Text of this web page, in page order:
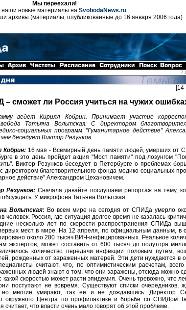
Мы переехали!
новые материалы на SvobodaNews.ru.
архивы (материалы, опубликованные до 16 января 2006 года)
– сможет ли Россия учиться на чужих
ведет Кирилл Кобрин. Принимает участие
Татьяна Вольтская. С директором
социальных программ "Гуманитарное действие"
беседует Виктор Резунков.
Кобрин:16 мая - Всемирный день памяти людей, умерших от
в это день пройдет акция "Мост памяти" под лозунгом
Виктор Резунков беседует в Петербурге о проблемах
благотворительного фонда медико-социальных
действие" Александром Цехановичем.
Резунков: Сначала давайте послушаем репортаж на тему,
У микрофона Татьяна Вольтская:
Вольтская: Во всем мире на сегодня от СПИДа умерло
человек. Россия, где ситуация долгое время не казалась
несколько лет по скорости распространения СПИДа
мест в мире. На 12 апреля, по официальным данным, в
около 280 тысяч ВИЧ-инфицированных. Реальное
экспертов, может составить от 600 тысяч до полутора
количество передачи инфекции половым путем,
рожденных от зараженных матерей. Эти дети нуждаются в
считают, что, по оптимистическим расчетам, всего
людей знают о том, что они заражены, отсюда можно
какой скоростью может расти эпидемия. Очень тревожно, что
поступают не вовремя. Существуют списки очередников,
многие умирают, так ее и не дождавшись. Директор
окружного Центра по профилактике и борьбе со СПИДом
считает, что власти очень мало говорят об этой проблеме.